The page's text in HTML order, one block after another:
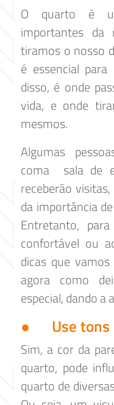
O quarto é
importantes
tiramos o nosso
é essencial
disso, é onde
vida, e onde
mesmos.
Algumas
coma sala de
receberão
da importância
Entretanto,
confortável ou
dicas que
agora como
especial, dando a
● Use tons
Sim, a cor da
quarto, pode
quarto de